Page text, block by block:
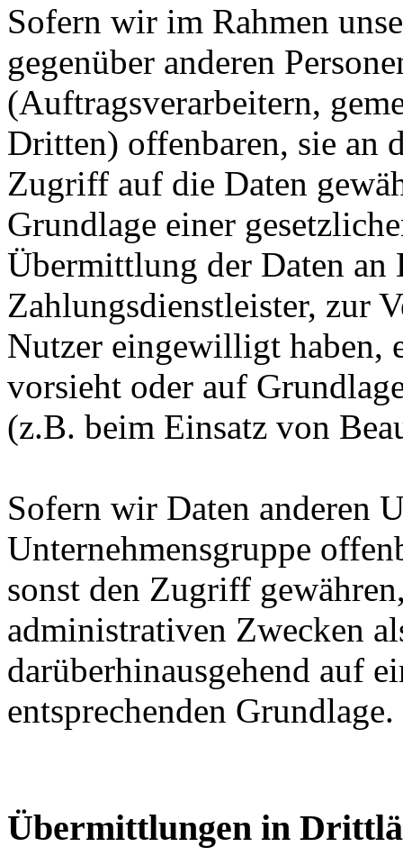
Sofern wir im Rahmen
gegenüber anderen
(Auftragsverarbeitern,
Dritten) offenbaren, sie an
Zugriff auf die Daten
Grundlage einer
Übermittlung der Daten an
Zahlungsdienstleister, zur
Nutzer eingewilligt haben,
vorsieht oder auf
(z.B. beim Einsatz von
Sofern wir Daten anderen
Unternehmensgruppe
sonst den Zugriff
administrativen Zwecken
darüberhinausgehend auf
entsprechenden Grundlage.
Übermittlungen in